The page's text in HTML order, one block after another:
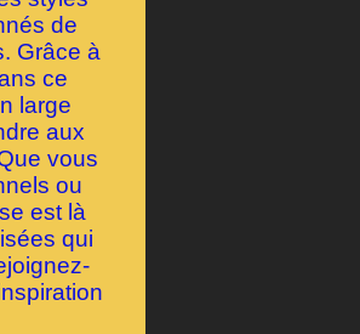
de
Grâce à
ce
large
aux
vous
ou
est là
qui